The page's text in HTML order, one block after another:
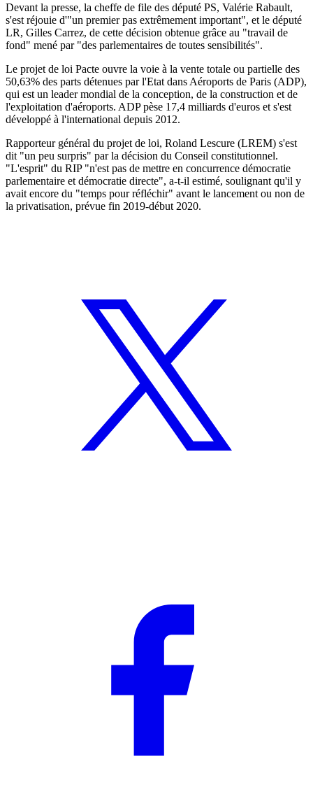
Devant la presse, la cheffe de file des député PS, Valérie Rabault,
s'est réjouie d'"un premier pas extrêmement important", et le député
LR, Gilles Carrez, de cette décision obtenue grâce au "travail de
fond" mené par "des parlementaires de toutes sensibilités".
Le projet de loi Pacte ouvre la voie à la vente totale ou partielle des
50,63% des parts détenues par l'Etat dans Aéroports de Paris (ADP),
qui est un leader mondial de la conception, de la construction et de
l'exploitation d'aéroports. ADP pèse 17,4 milliards d'euros et s'est
développé à l'international depuis 2012.
Rapporteur général du projet de loi, Roland Lescure (LREM) s'est
dit "un peu surpris" par la décision du Conseil constitutionnel.
"L'esprit" du RIP "n'est pas de mettre en concurrence démocratie
parlementaire et démocratie directe", a-t-il estimé, soulignant qu'il y
avait encore du "temps pour réfléchir" avant le lancement ou non de
la privatisation, prévue fin 2019-début 2020.